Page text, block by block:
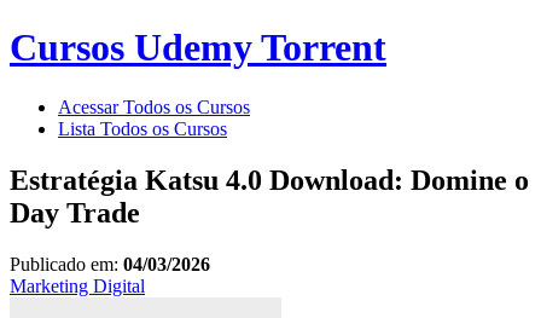
Cursos Udemy Torrent
Acessar Todos os Cursos
Lista Todos os Cursos
Estratégia Katsu 4.0 Download: Domine o
Day Trade
Publicado em: 04/03/2026
Marketing Digital